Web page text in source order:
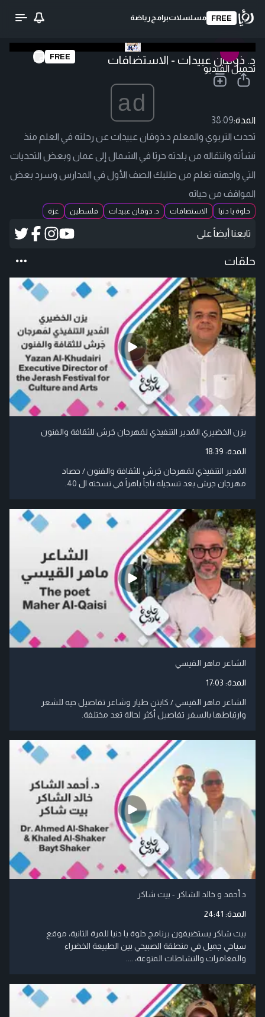
FREE مسلسلاتبرامج رياضة
تحميل الفيديو
FREE د. ذوقان عبيدات - الاستضافات
ad
المدة:38:09
تحدث التربوي والمعلم د.ذوقان عبيدات عن رحلته في العلم منذ
نشأته وانتقاله من بلدته حرثا في الشمال إلى عمان وبعض التحديات
التي واجهته تعلم من طلبك الصف الأول في المدارس وسرد بعض
المواقف من حياته
حلوة يا دنيا الاستضافات د. ذوقان عبيدات فلسطين غزة
تابعنا أيضاً على
حلقات
يزن الخضيري المُدير التنفيذي لمَهرجان جَرش للثقافة والفنون
المدة: 18:39
المُدير التنفيذي لمَهرجان جَرش للثقافة والفنون / حصاد
مهرجان جرش بعد تسجيله ناجاً باهراً في نسخته ال 40.
الشاعر ماهر القيسي
المدة: 17:03
الشاعر ماهر القيسي / كابتن طيار وشاعر تفاصيل حبه للشعر
وارتباطها بالسفر تفاصيل أكثر لحالة تعد مختلفة.
د.أحمد و خالد الشاكر - بيت شاكر
المدة: 24:41
بيت شاكر يستضيفون برنامج حلوة يا دنيا للمرة الثانية، موقع
سياحي جميل في منطقة الصبيحي بين الطبيعة الخضراء
والمغامرات والنشاطات المنوعة، ....